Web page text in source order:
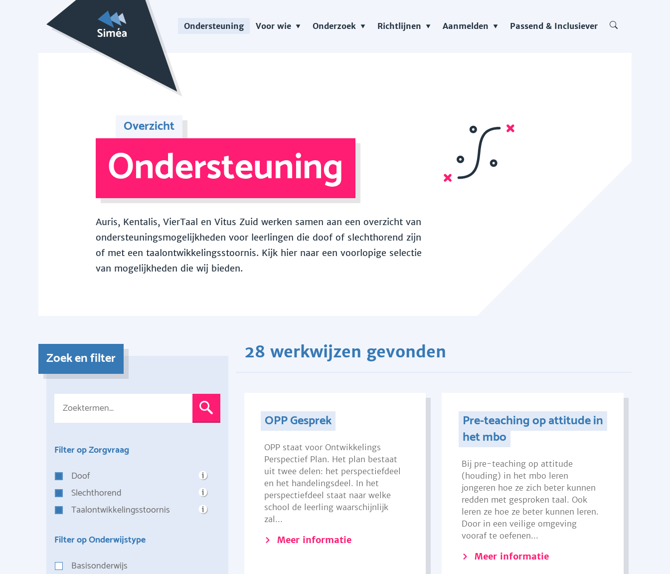
Ondersteuning Voor wie Onderzoek Richtlijnen Aanmelden Passend & Inclusiever
Overzicht
Ondersteuning
Auris, Kentalis, VierTaal en Vitus Zuid werken samen aan een overzicht van
ondersteuningsmogelijkheden voor leerlingen die doof of slechthorend zijn
of met een taalontwikkelingsstoornis. Kijk hier naar een voorlopige selectie
van mogelijkheden die wij bieden.
Zoek en filter
Filter op Zorgvraag
Doof
Slechthorend
Taalontwikkelingsstoornis
Filter op Onderwijstype
Basisonderwijs
28 werkwijzen gevonden
OPP Gesprek
OPP staat voor Ontwikkelings
Perspectief Plan. Het plan bestaat
uit twee delen: het perspectiefdeel
en het handelingsdeel. In het
perspectiefdeel staat naar welke
school de leerling waarschijnlijk
zal...
Meer informatie
Pre-teaching op attitude in
het mbo
Bij pre-teaching op attitude
(houding) in het mbo leren
jongeren hoe ze zich beter kunnen
redden met gesproken taal. Ook
leren ze hoe ze beter kunnen leren.
Door in een veilige omgeving
vooraf te oefenen...
Meer informatie